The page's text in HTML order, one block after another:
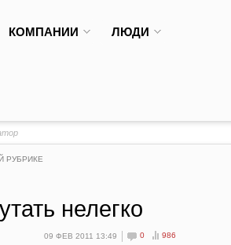
КОМПАНИИ ЛЮДИ
РУБРИКЕ
нелегко
09 ФЕВ 2011 13:49 0 986